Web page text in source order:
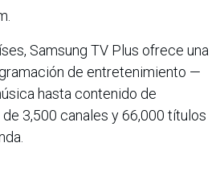
Samsung TV Plus ofrece una
de entretenimiento —
hasta contenido de
3,500 canales y 66,000 títulos